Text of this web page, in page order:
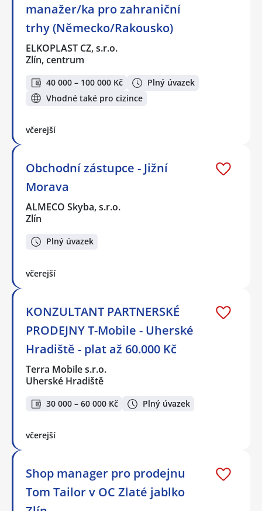
manažer/ka pro zahraniční
trhy (Německo/Rakousko)
ELKOPLAST CZ, s.r.o.
Zlín, centrum
40 000 – 100 000 Kč
Plný úvazek
Vhodné také pro cizince
včerejší
Obchodní zástupce - Jižní
Morava
ALMECO Skyba, s.r.o.
Zlín
Plný úvazek
včerejší
KONZULTANT PARTNERSKÉ
PRODEJNY T-Mobile - Uherské
Hradiště - plat až 60.000 Kč
Terra Mobile s.r.o.
Uherské Hradiště
30 000 – 60 000 Kč Plný úvazek
včerejší
Shop manager pro prodejnu
Tom Tailor v OC Zlaté jablko